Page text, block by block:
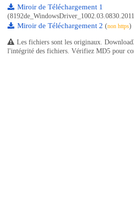
Miroir de Téléchargement 1
Miroir de Téléchargement 2 (non https)
Les fichiers sont les originaux.
l'intégrité des fichiers. Vérifiez MD5 pour